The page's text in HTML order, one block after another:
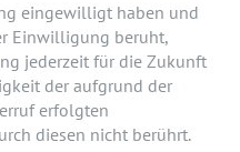
eingewilligt haben und
Einwilligung beruht,
jederzeit für die Zukunft
der aufgrund der
erfolgten
diesen nicht berührt.